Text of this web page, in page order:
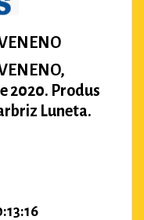
2020. Produs
Luneta.